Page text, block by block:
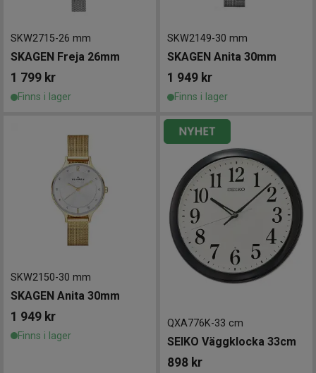
SKW2715-26 mm
SKAGEN Freja 26mm
1 799 kr
Finns i lager
SKW2149-30 mm
SKAGEN Anita 30mm
1 949 kr
Finns i lager
SKW2150-30 mm
SKAGEN Anita 30mm
1 949 kr
Finns i lager
QXA776K-33 cm
SEIKO Väggklocka 33cm
898 kr